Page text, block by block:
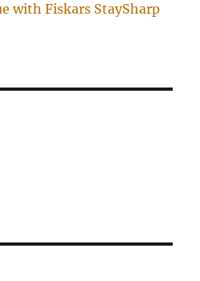
with Fiskars StaySharp